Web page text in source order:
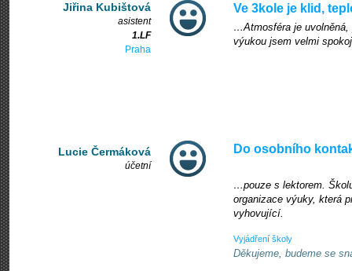
Jiřina Kubištová
asistent
1.LF
Praha
Ve 3kole je klid,
…Atmosféra je
výukou jsem velmi
Lucie Čermáková
účetní
Do osobního
…pouze s lektorem.
organizace výuky, která
vyhovující.
Vyjádření školy
Děkujeme, budeme se